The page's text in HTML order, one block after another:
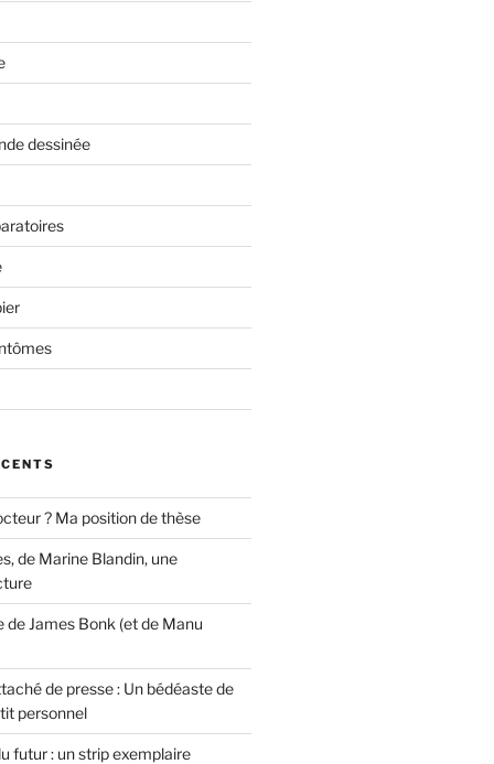
dessinée
? Ma position de thèse
de Marine Blandin, une
de James Bonk (et de Manu
de presse : Un bédéaste de
personnel
futur : un strip exemplaire